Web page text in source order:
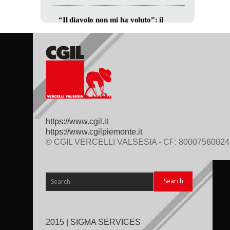
https://www.cgil.it
https://www.cgilpiemonte.it
© CGIL VERCELLI VALSESIA - CF: 80007560024
2015 | SIGMA SERVICES